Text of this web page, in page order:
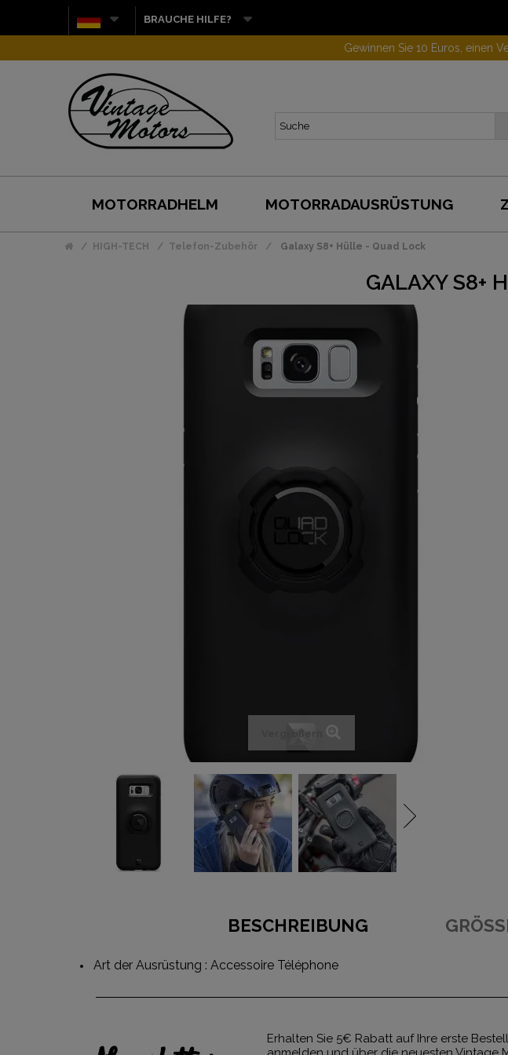
BRAUCHE HILFE?
Gewinnen Sie 10 Euros, einen
MOTORRADHELM MOTORRADAUSRÜSTUNG
HIGH-TECH Telefon-Zubehör Galaxy S8+ Hülle - Quad Lock
GALAXY S8+
Vergrößern
BESCHREIBUNG
Art der Ausrüstung : Accessoire Téléphone
Erhalten Sie 5€ Rabatt auf Ihre erste